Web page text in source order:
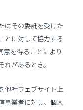
はその委託を受けた
とに対して協力する
意を得ることにより
があるとき。
他社ウェブサイト上
事業者に対し、個人